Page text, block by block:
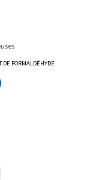
FORMALDÉHYDE